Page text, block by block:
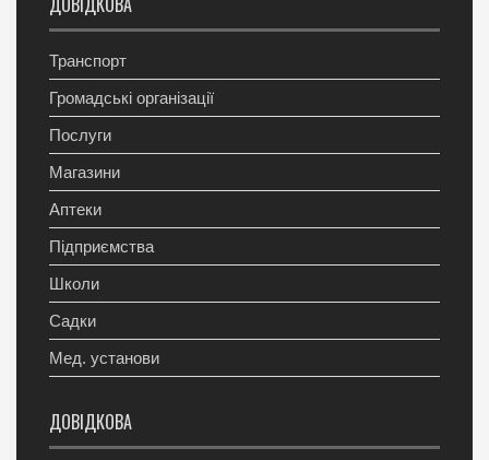
Транспорт
Громадські організації
Послуги
Магазини
Аптеки
Підприємства
Школи
Садки
Мед. установи
ДОВІДКОВА